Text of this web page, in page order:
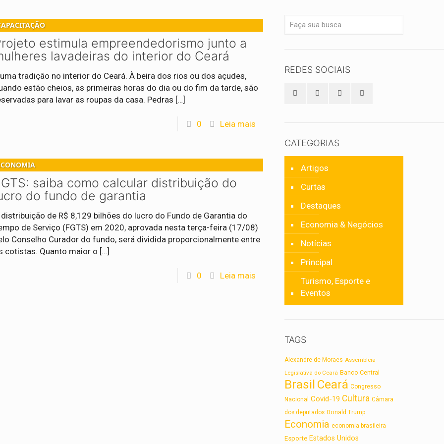
estimula empreendedorismo junto a
lavadeiras do interior do Ceará
uma tradição no interior do Ceará. À beira dos rios ou dos açudes,
estão cheios, as primeiras horas do dia ou do fim da tarde, são
para lavar as roupas da casa. Pedras […]
0 Leia mais
saiba como calcular distribuição do
do fundo de garantia
de R$ 8,129 bilhões do lucro do Fundo de Garantia do
de Serviço (FGTS) em 2020, aprovada nesta terça-feira (17/08)
Conselho Curador do fundo, será dividida proporcionalmente entre
cotistas. Quanto maior o […]
0 Leia mais
REDES SOCIAIS
CATEGORIAS
Artigos
Curtas
Destaques
Economia & Negócios
Notícias
Principal
Turismo, Esporte e
Eventos
TAGS
Alexandre de Moraes Assembleia
Legislativa do Ceará Banco Central
Brasil Ceará Congresso
Nacional
Covid-19 Cultura Câmara
dos deputados Donald Trump
Economia economia brasileira
Esporte Estados Unidos